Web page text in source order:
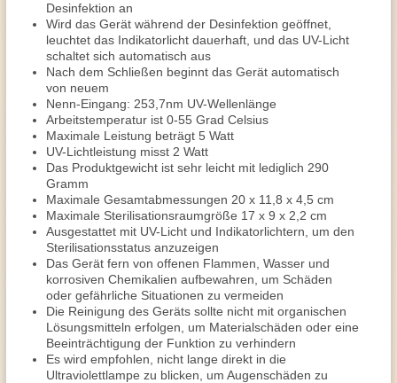
Desinfektion an
Wird das Gerät während der Desinfektion geöffnet,
leuchtet das Indikatorlicht dauerhaft, und das UV-Licht
schaltet sich automatisch aus
Nach dem Schließen beginnt das Gerät automatisch
von neuem
Nenn-Eingang: 253,7nm UV-Wellenlänge
Arbeitstemperatur ist 0-55 Grad Celsius
Maximale Leistung beträgt 5 Watt
UV-Lichtleistung misst 2 Watt
Das Produktgewicht ist sehr leicht mit lediglich 290
Gramm
Maximale Gesamtabmessungen 20 x 11,8 x 4,5 cm
Maximale Sterilisationsraumgröße 17 x 9 x 2,2 cm
Ausgestattet mit UV-Licht und Indikatorlichtern, um den
Sterilisationsstatus anzuzeigen
Das Gerät fern von offenen Flammen, Wasser und
korrosiven Chemikalien aufbewahren, um Schäden
oder gefährliche Situationen zu vermeiden
Die Reinigung des Geräts sollte nicht mit organischen
Lösungsmitteln erfolgen, um Materialschäden oder eine
Beeinträchtigung der Funktion zu verhindern
Es wird empfohlen, nicht lange direkt in die
Ultraviolettlampe zu blicken, um Augenschäden zu